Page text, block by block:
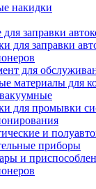
накидки
заправки
для заправки
для
материалы для
для промывки
и
приборы
и